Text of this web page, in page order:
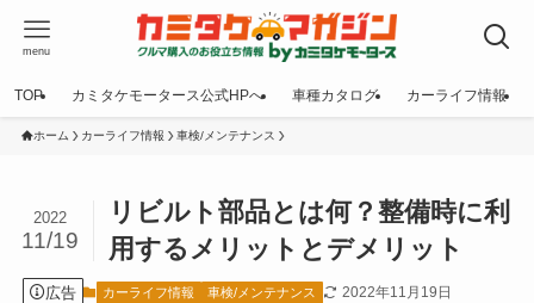
menu
TOP カミタケモータース公式HPへ 車種カタログ カーライフ情報
ホーム カーライフ情報 車検/メンテナンス
リビルト部品とは何？整備時に利
用するメリットとデメリット
2022
11/19
広告 カーライフ情報 車検/メンテナンス 2022年11月19日